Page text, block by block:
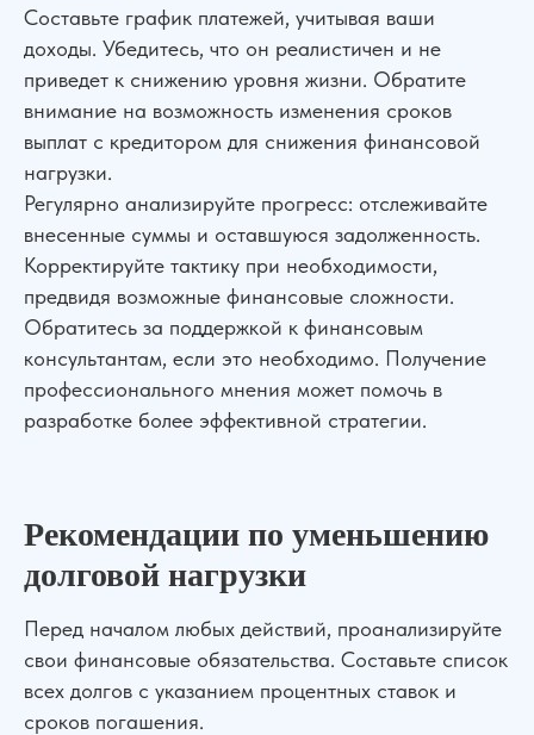
Составьте график платежей, учитывая ваши
доходы. Убедитесь, что он реалистичен и не
приведет к снижению уровня жизни. Обратите
внимание на возможность изменения сроков
выплат с кредитором для снижения финансовой
нагрузки.
Регулярно анализируйте прогресс: отслеживайте
внесенные суммы и оставшуюся задолженность.
Корректируйте тактику при необходимости,
предвидя возможные финансовые сложности.
Обратитесь за поддержкой к финансовым
консультантам, если это необходимо. Получение
профессионального мнения может помочь в
разработке более эффективной стратегии.
Рекомендации по уменьшению
долговой нагрузки
Перед началом любых действий, проанализируйте
свои финансовые обязательства. Составьте список
всех долгов с указанием процентных ставок и
сроков погашения.